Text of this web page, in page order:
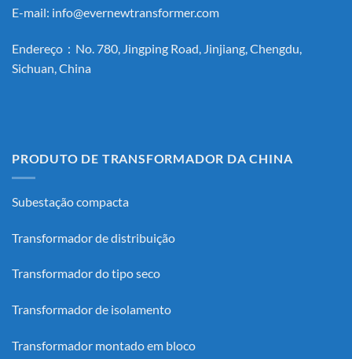
E-mail: info@evernewtransformer.com
Endereço：No. 780, Jingping Road, Jinjiang, Chengdu,
Sichuan, China
PRODUTO DE TRANSFORMADOR DA CHINA
Subestação compacta
Transformador de distribuição
Transformador do tipo seco
Transformador de isolamento
Transformador montado em bloco